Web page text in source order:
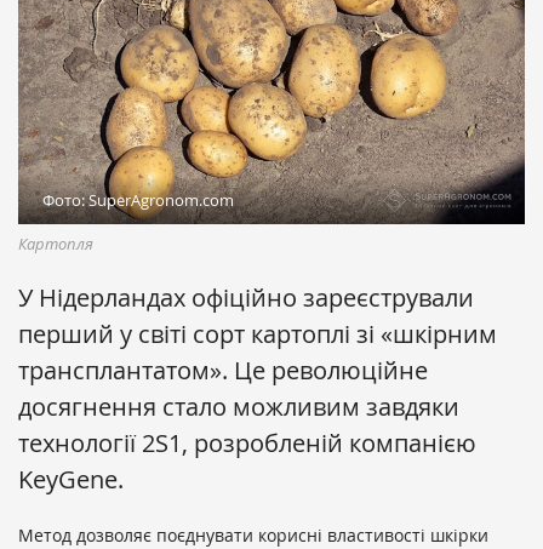
Фото: SuperAgronom.com
Картопля
У Нідерландах офіційно зареєстрували
перший у світі сорт картоплі зі «шкірним
трансплантатом». Це революційне
досягнення стало можливим завдяки
технології 2S1, розробленій компанією
KeyGene.
Метод дозволяє поєднувати корисні властивості шкірки